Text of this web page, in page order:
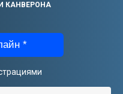
КАНВЕРОНА
*